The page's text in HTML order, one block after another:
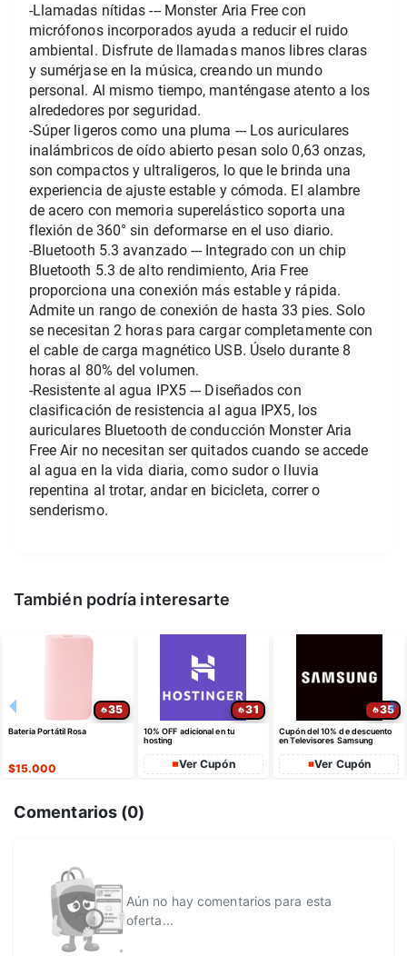
-Llamadas nítidas --- Monster Aria Free con
micrófonos incorporados ayuda a reducir el ruido
ambiental. Disfrute de llamadas manos libres claras
y sumérjase en la música, creando un mundo
personal. Al mismo tiempo, manténgase atento a los
alrededores por seguridad.
-Súper ligeros como una pluma --- Los auriculares
inalámbricos de oído abierto pesan solo 0,63 onzas,
son compactos y ultraligeros, lo que le brinda una
experiencia de ajuste estable y cómoda. El alambre
de acero con memoria superelástico soporta una
flexión de 360° sin deformarse en el uso diario.
-Bluetooth 5.3 avanzado --- Integrado con un chip
Bluetooth 5.3 de alto rendimiento, Aria Free
proporciona una conexión más estable y rápida.
Admite un rango de conexión de hasta 33 pies. Solo
se necesitan 2 horas para cargar completamente con
el cable de carga magnético USB. Úselo durante 8
horas al 80% del volumen.
-Resistente al agua IPX5 --- Diseñados con
clasificación de resistencia al agua IPX5, los
auriculares Bluetooth de conducción Monster Aria
Free Air no necesitan ser quitados cuando se accede
al agua en la vida diaria, como sudor o lluvia
repentina al trotar, andar en bicicleta, correr o
senderismo.
También podría interesarte
30
Cupón del 20% de descuento
Ver Cupón
52
15% de descuento por
compras iguales o superiores
de dto
Ver Cupón
22
Altavoz Bluetooth portátil,
altaavoz para la ducha, BT 5.4
$ 47.924
Comentarios (0)
Aún no hay comentarios para esta
oferta...